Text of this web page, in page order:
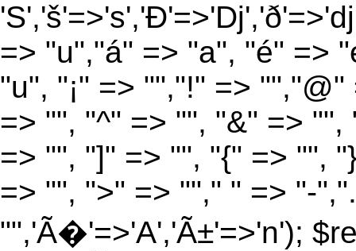
=> "u","á" => "a", "é" =>
"u", "¡" => "","!" =>
=> "", "^" => "", "&" =>
=> "", "]" => "", "{" => "",
=> "", ">" => ""," " => "-
"",'Ã�'=>'A','Ã±'=>'n');